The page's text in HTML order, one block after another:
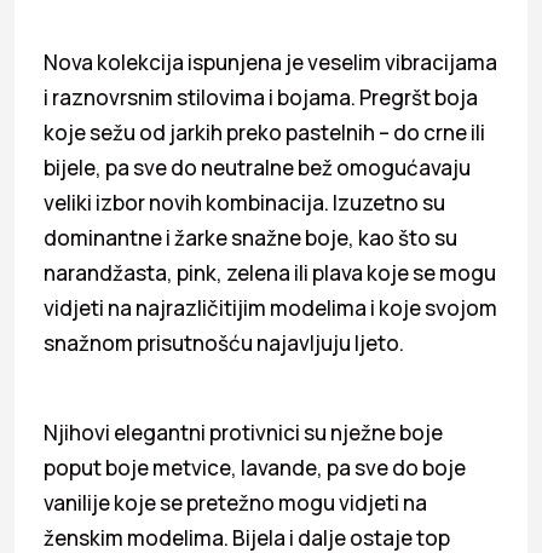
Nova kolekcija ispunjena je veselim vibracijama
i raznovrsnim stilovima i bojama. Pregršt boja
koje sežu od jarkih preko pastelnih – do crne ili
bijele, pa sve do neutralne bež omogućavaju
veliki izbor novih kombinacija. Izuzetno su
dominantne i žarke snažne boje, kao što su
narandžasta, pink, zelena ili plava koje se mogu
vidjeti na najrazličitijim modelima i koje svojom
snažnom prisutnošću najavljuju ljeto.
Njihovi elegantni protivnici su nježne boje
poput boje metvice, lavande, pa sve do boje
vanilije koje se pretežno mogu vidjeti na
ženskim modelima. Bijela i dalje ostaje top